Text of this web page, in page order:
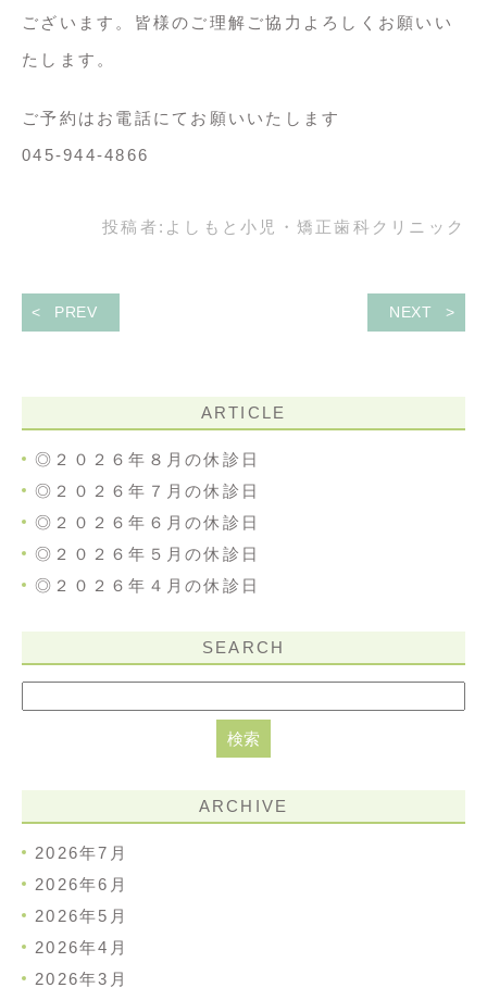
ございます。皆様のご理解ご協力よろしくお願いい
たします。
ご予約はお電話にてお願いいたします
045-944-4866
投稿者: よしもと小児・矯正歯科クリニック
PREV NEXT
ARTICLE
◎２０２６年８月の休診日
◎２０２６年７月の休診日
◎２０２６年６月の休診日
◎２０２６年５月の休診日
◎２０２６年４月の休診日
SEARCH
ARCHIVE
2026年7月
2026年6月
2026年5月
2026年4月
2026年3月